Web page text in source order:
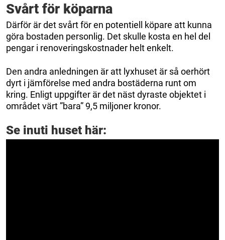
Svårt för köparna
Därför är det svårt för en potentiell köpare att kunna
göra bostaden personlig. Det skulle kosta en hel del
pengar i renoveringskostnader helt enkelt.
Den andra anledningen är att lyxhuset är så oerhört
dyrt i jämförelse med andra bostäderna runt om
kring. Enligt uppgifter är det näst dyraste objektet i
området värt ”bara” 9,5 miljoner kronor.
Se inuti huset här: